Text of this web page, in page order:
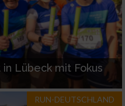
Lübeck mit Fokus
RUN-DEUTSCHLAND